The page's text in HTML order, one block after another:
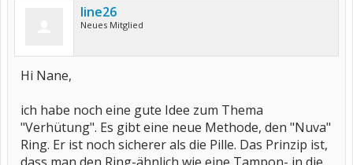
line26
Neues Mitglied
Hi Nane,
ich habe noch eine gute Idee zum Thema
"Verhütung". Es gibt eine neue Methode, den "Nuva"
Ring. Er ist noch sicherer als die Pille. Das Prinzip ist,